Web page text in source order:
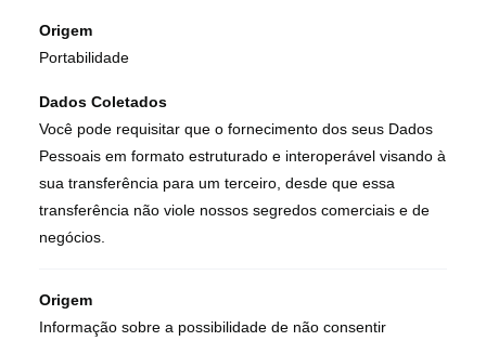
Origem
Portabilidade
Dados Coletados
Você pode requisitar que o fornecimento dos seus Dados
Pessoais em formato estruturado e interoperável visando à
sua transferência para um terceiro, desde que essa
transferência não viole nossos segredos comerciais e de
negócios.
Origem
Informação sobre a possibilidade de não consentir